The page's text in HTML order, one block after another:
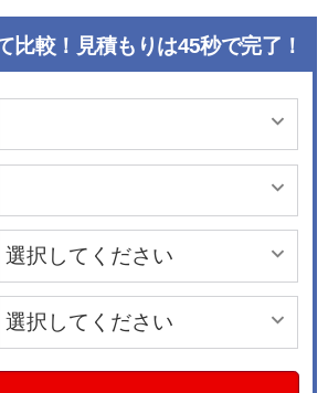
比較！見積もりは45秒で完了！